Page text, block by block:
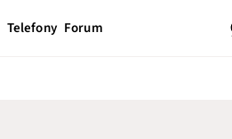
Telefony Forum